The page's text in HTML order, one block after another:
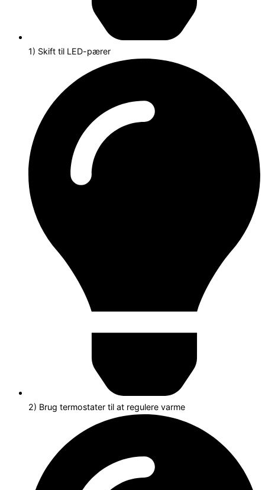
1) Skift til LED-pærer
2) Brug termostater til at regulere varme